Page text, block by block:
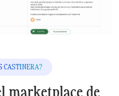
CASTINERA?